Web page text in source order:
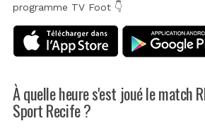
programme TV Foot 👇
À quelle heure s'est joué le match
Sport Recife ?